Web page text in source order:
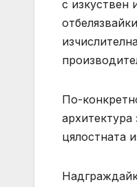
с изкуствен
По-
цялостната